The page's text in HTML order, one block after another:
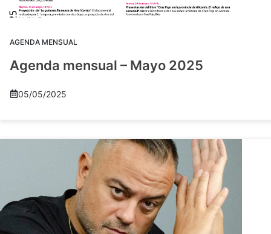
AGENDA MENSUAL
Agenda mensual – Mayo 2025
05/05/2025